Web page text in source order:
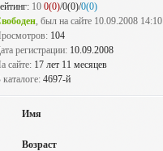
10 0(0)/0(0)/0(0)
, был на сайте 10.09.2008 14:10
104
регистрации: 10.09.2008
сайте: 17 лет 11 месяцев
4697-й
Имя
Возраст